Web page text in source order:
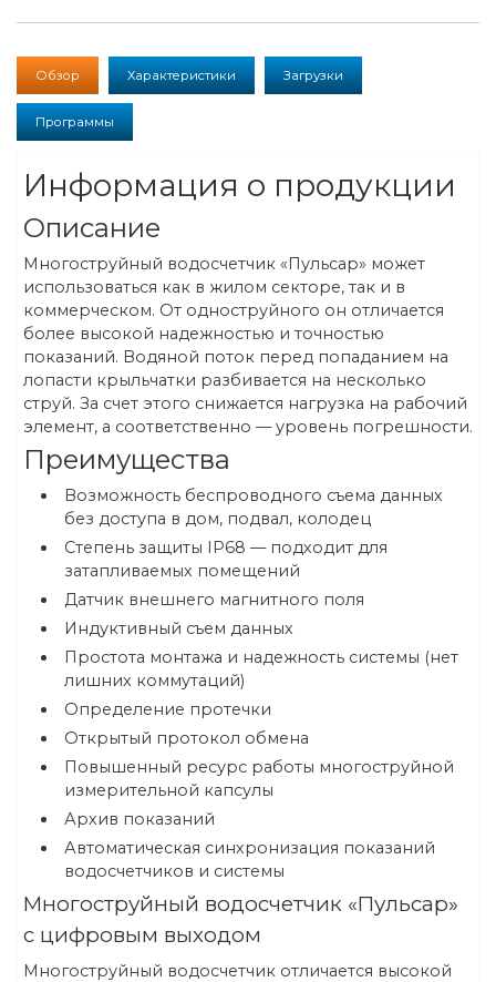
Обзор Характеристики Загрузки
Программы
Информация о продукции
Описание
Многоструйный водосчетчик «Пульсар» может
использоваться как в жилом секторе, так и в
коммерческом. От одноструйного он отличается
более высокой надежностью и точностью
показаний. Водяной поток перед попаданием на
лопасти крыльчатки разбивается на несколько
струй. За счет этого снижается нагрузка на рабочий
элемент, а соответственно — уровень погрешности.
Преимущества
Возможность беспроводного съема данных
без доступа в дом, подвал, колодец
Степень защиты IP68 — подходит для
затапливаемых помещений
Датчик внешнего магнитного поля
Индуктивный съем данных
Простота монтажа и надежность системы (нет
лишних коммутаций)
Определение протечки
Открытый протокол обмена
Повышенный ресурс работы многоструйной
измерительной капсулы
Архив показаний
Автоматическая синхронизация показаний
водосчетчиков и системы
Многоструйный водосчетчик «Пульсар»
с цифровым выходом
Многоструйный водосчетчик отличается высокой